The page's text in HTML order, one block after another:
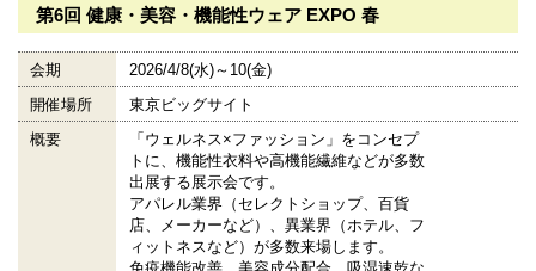
第6回 健康・美容・機能性ウェア EXPO 春
会期
2026/4/8(水)～10(金)
開催場所
東京ビッグサイト
概要
「ウェルネス×ファッション」をコンセプ
トに、機能性衣料や高機能繊維などが多数
出展する展示会です。
アパレル業界（セレクトショップ、百貨
店、メーカーなど）、異業界（ホテル、フ
ィットネスなど）が多数来場します。